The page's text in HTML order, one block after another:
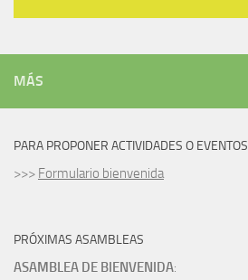
MÁS
PARA PROPONER ACTIVIDADES O EVENTOS
>>> Formulario bienvenida
PRÓXIMAS ASAMBLEAS
ASAMBLEA DE BIENVENIDA: